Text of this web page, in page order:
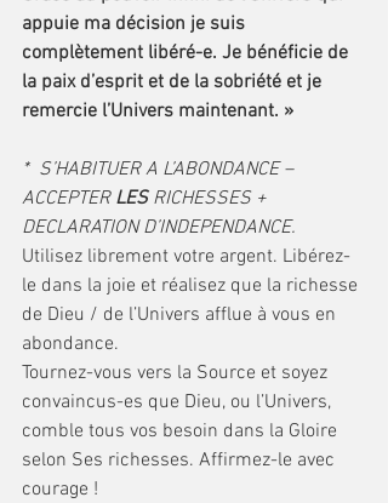
appuie ma décision je suis
complètement libéré-e. Je bénéficie de
la paix d’esprit et de la sobriété et je
remercie l’Univers maintenant. »
*  S’HABITUER A L’ABONDANCE –
ACCEPTER LES RICHESSES +
DECLARATION D’INDEPENDANCE.
Utilisez librement votre argent. Libérez-
le dans la joie et réalisez que la richesse
de Dieu / de l’Univers afflue à vous en
abondance.
Tournez-vous vers la Source et soyez
convaincus-es que Dieu, ou l’Univers,
comble tous vos besoin dans la Gloire
selon Ses richesses. Affirmez-le avec
courage !